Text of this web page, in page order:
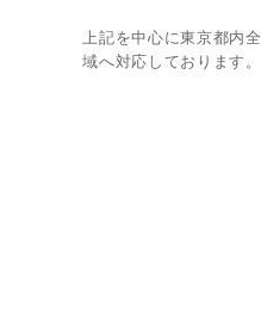
上記を中心に東京都内全
域へ対応しております。